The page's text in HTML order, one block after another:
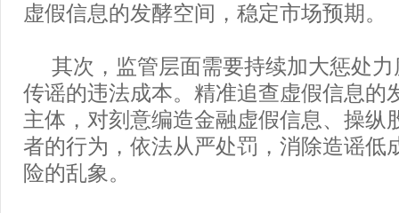
虚假信息的发酵空间，稳定市场预期。
其次，监管层面需要持续加大惩处
传谣的违法成本。精准追查虚假信息的
主体，对刻意编造金融虚假信息、操纵
者的行为，依法从严处罚，消除造谣低
险的乱象。